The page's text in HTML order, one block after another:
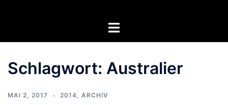
Menü
Schlagwort: Australier
MAI 2, 2017 2014, ARCHIV